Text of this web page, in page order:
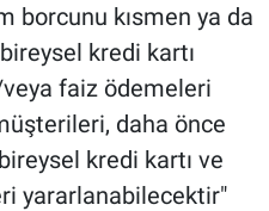
borcunu kısmen ya da
kredi kartı
faiz ödemeleri
daha önce
kredi kartı ve
yararlanabilecektir"